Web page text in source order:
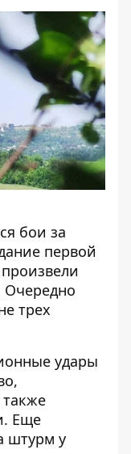
бои за
первой
Очередно
трех
удары
Еще
штурм у